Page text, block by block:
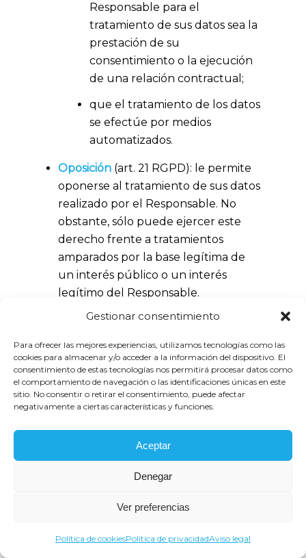
Gestionar consentimiento
Para ofrecer las mejores experiencias, utilizamos tecnologías como las
cookies para almacenar y/o acceder a la información del dispositivo. El
consentimiento de estas tecnologías nos permitirá procesar datos como
el comportamiento de navegación o las identificaciones únicas en este
sitio. No consentir o retirar el consentimiento, puede afectar
negativamente a ciertas características y funciones.
Aceptar
Denegar
Ver preferencias
Política de cookiesPolítica de privacidadAviso legal
Responsable para el
tratamiento de sus datos sea la
prestación de su
consentimiento o la ejecución
de una relación contractual;
que el tratamiento de los datos
se efectúe por medios
automatizados.
Oposición (art. 21 RGPD): le permite
oponerse al tratamiento de sus datos
realizado por el Responsable. No
obstante, sólo puede ejercer este
derecho frente a tratamientos
amparados por la base legítima de
un interés público o un interés
legítimo del Responsable.
Oposición al tratamiento
permite no ser objeto de decisiones
basadas únicamente en el
tratamiento automatizado de sus
datos, incluida la elaboración de
jurídicos en usted o le afecte
Para poder ejercer sus derechos en